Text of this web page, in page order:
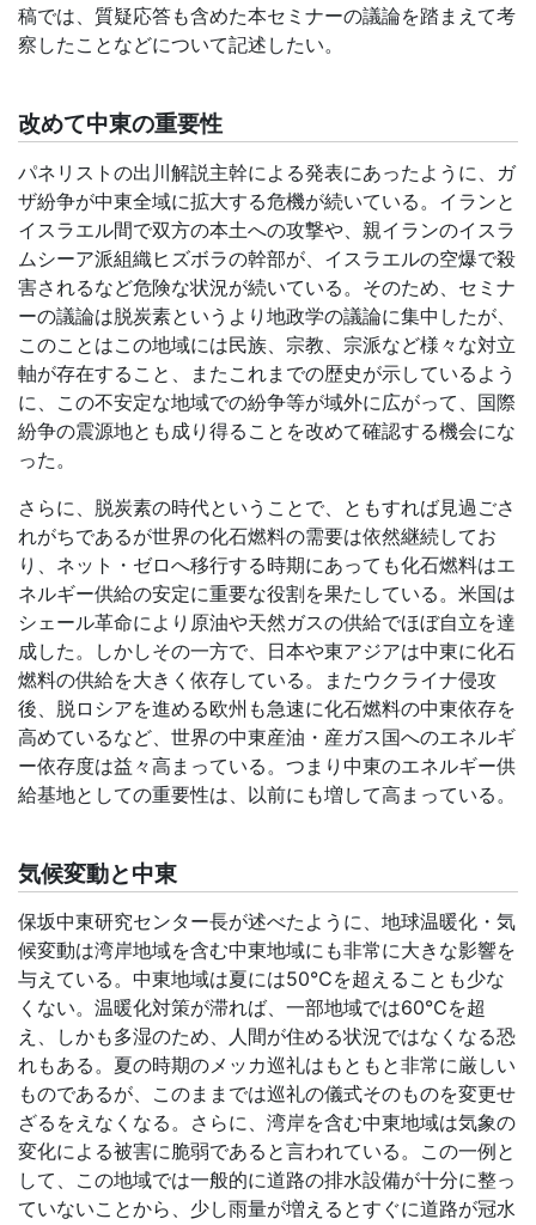
稿では、質疑応答も含めた本セミナーの議論を踏まえて考
察したことなどについて記述したい。
改めて中東の重要性
パネリストの出川解説主幹による発表にあったように、ガ
ザ紛争が中東全域に拡大する危機が続いている。イランと
イスラエル間で双方の本土への攻撃や、親イランのイスラ
ムシーア派組織ヒズボラの幹部が、イスラエルの空爆で殺
害されるなど危険な状況が続いている。そのため、セミナ
ーの議論は脱炭素というより地政学の議論に集中したが、
このことはこの地域には民族、宗教、宗派など様々な対立
軸が存在すること、またこれまでの歴史が示しているよう
に、この不安定な地域での紛争等が域外に広がって、国際
紛争の震源地とも成り得ることを改めて確認する機会にな
った。
さらに、脱炭素の時代ということで、ともすれば見過ごさ
れがちであるが世界の化石燃料の需要は依然継続してお
り、ネット・ゼロへ移行する時期にあっても化石燃料はエ
ネルギー供給の安定に重要な役割を果たしている。米国は
シェール革命により原油や天然ガスの供給でほぼ自立を達
成した。しかしその一方で、日本や東アジアは中東に化石
燃料の供給を大きく依存している。またウクライナ侵攻
後、脱ロシアを進める欧州も急速に化石燃料の中東依存を
高めているなど、世界の中東産油・産ガス国へのエネルギ
ー依存度は益々高まっている。つまり中東のエネルギー供
給基地としての重要性は、以前にも増して高まっている。
気候変動と中東
保坂中東研究センター長が述べたように、地球温暖化・気
候変動は湾岸地域を含む中東地域にも非常に大きな影響を
与えている。中東地域は夏には50℃を超えることも少な
くない。温暖化対策が滞れば、一部地域では60℃を超
え、しかも多湿のため、人間が住める状況ではなくなる恐
れもある。夏の時期のメッカ巡礼はもともと非常に厳しい
ものであるが、このままでは巡礼の儀式そのものを変更せ
ざるをえなくなる。さらに、湾岸を含む中東地域は気象の
変化による被害に脆弱であると言われている。この一例と
して、この地域では一般的に道路の排水設備が十分に整っ
ていないことから、少し雨量が増えるとすぐに道路が冠水